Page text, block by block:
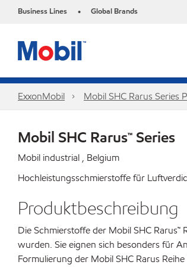
Business Lines • Global Brands
ExxonMobil Mobil SHC Rarus Series
Mobil SHC Rarus™ Series
Mobil industrial , Belgium
Hochleistungsschmierstoffe für
Produktbeschreibung
Die Schmierstoffe der Mobil SHC
wurden. Sie eignen sich besonders für
Formulierung der Mobil SHC Rarus